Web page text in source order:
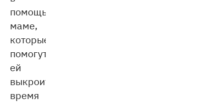
помощь
маме,
которые
помогут
ей
выкроить
время